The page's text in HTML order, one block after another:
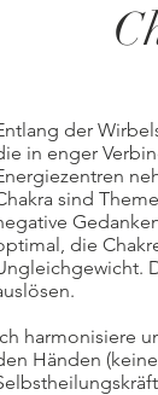
der
in enger
sind
die
harmonisiere
Händen